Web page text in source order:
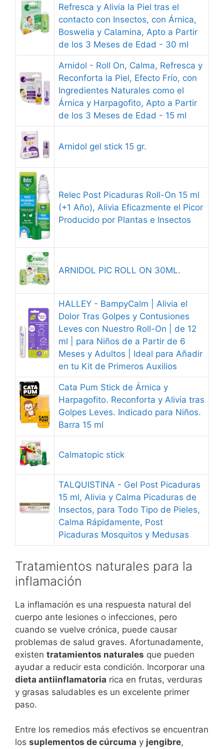
Refresca y Alivia la Piel tras el
contacto con Insectos, con Árnica,
Boswelia y Calamina, Apto a Partir
de los 3 Meses de Edad - 30 ml
Arnidol - Roll On, Calma, Refresca y
Reconforta la Piel, Efecto Frío, con
Ingredientes Naturales como el
Árnica y Harpagofito, Apto a Partir
de los 3 Meses de Edad - 15 ml
Arnidol gel stick 15 gr.
Relec Post Picaduras Roll-On 15 ml
(+1 Año), Alivia Eficazmente el Picor
Producido por Plantas e Insectos
ARNIDOL PIC ROLL ON 30ML.
HALLEY - BampyCalm | Alivia el
Dolor Tras Golpes y Contusiones
Leves con Nuestro Roll-On | de 12
ml | para Niños de a Partir de 6
Meses y Adultos | Ideal para Añadir
en tu Kit de Primeros Auxilios
Cata Pum Stick de Árnica y
Harpagofito. Reconforta y Alivia tras
Golpes Leves. Indicado para Niños.
Barra 15 ml
Calmatopic stick
TALQUISTINA - Gel Post Picaduras
15 ml, Alivia y Calma Picaduras de
Insectos, para Todo Tipo de Pieles,
Calma Rápidamente, Post
Picaduras Mosquitos y Medusas
Tratamientos naturales para la
inflamación
La inflamación es una respuesta natural del
cuerpo ante lesiones o infecciones, pero
cuando se vuelve crónica, puede causar
problemas de salud graves. Afortunadamente,
existen tratamientos naturales que pueden
ayudar a reducir esta condición. Incorporar una
dieta antiinflamatoria rica en frutas, verduras
y grasas saludables es un excelente primer
paso.
Entre los remedios más efectivos se encuentran
los suplementos de cúrcuma y jengibre,